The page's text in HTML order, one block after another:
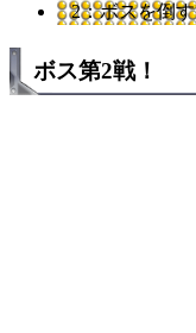
2：ボスを倒す
ボス第2戦！